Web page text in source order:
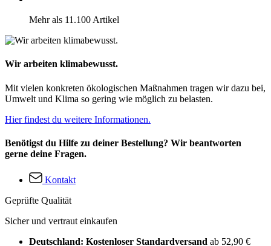
Mehr als 11.100 Artikel
Wir arbeiten klimabewusst.
Mit vielen konkreten ökologischen Maßnahmen tragen wir dazu bei,
Umwelt und Klima so gering wie möglich zu belasten.
Hier findest du weitere Informationen.
Benötigst du Hilfe zu deiner Bestellung? Wir beantworten
gerne deine Fragen.
Kontakt
Geprüfte Qualität
Sicher und vertraut einkaufen
Deutschland: Kostenloser Standardversand ab 52,90 €